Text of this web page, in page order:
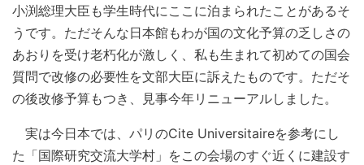
小渕総理大臣も学生時代にここに泊まられたことがあるそ
うです。ただそんな日本館もわが国の文化予算の乏しさの
あおりを受け老朽化が激しく、私も生まれて初めての国会
質問で改修の必要性を文部大臣に訴えたものです。ただそ
の後改修予算もつき、見事今年リニューアルしました。
実は今日本では、パリのCite Universitaireを参考にし
た「国際研究交流大学村」をこの会場のすぐ近くに建設す